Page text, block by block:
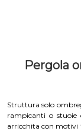
Pergola
Struttura solo
rampicanti o stuoie
arricchita con motivi